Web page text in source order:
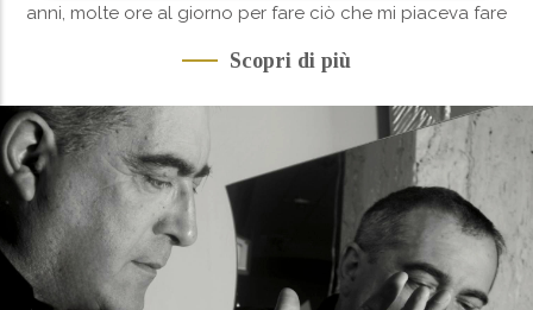
anni, molte ore al giorno per fare ciò che mi piaceva fare
Scopri di più